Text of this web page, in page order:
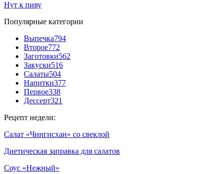
Нут к пиву
Популярные категории
Выпечка794
Второе772
Заготовки562
Закуски516
Салаты504
Напитки377
Первое338
Дессерт321
Рецепт недели:
Салат «Чингисхан» со свеклой
Диетическая заправка для салатов
Соус «Нежный»